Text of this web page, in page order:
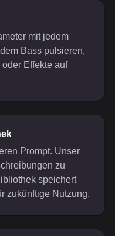
mit jedem
Bass pulsieren,
Effekte auf
Prompt. Unser
zu
speichert
zukünftige Nutzung.